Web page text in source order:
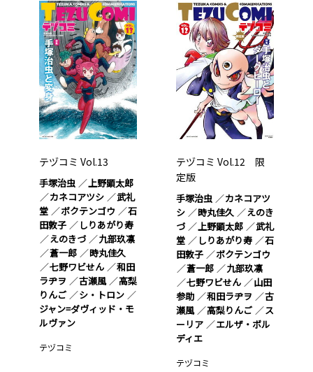
テヅコミ Vol.13
手塚治虫
上野顕太郎
カネコアツシ
武礼
堂
ボクテンゴウ
石
田敦子
しりあがり寿
えのきづ
九部玖凛
蒼一郎
時丸佳久
七野ワビせん
和田
ラヂヲ
古瀬風
高梨
りんご
シ・トロン
ジャン=ダヴィッド・モ
ルヴァン
テヅコミ
テヅコミ Vol.12 限
定版
手塚治虫
カネコアツ
シ
時丸佳久
えのき
づ
上野顕太郎
武礼
堂
しりあがり寿
石
田敦子
ボクテンゴウ
蒼一郎
九部玖凛
七野ワビせん
山田
参助
和田ラヂヲ
古
瀬風
高梨りんご
ス
ーリア
エルザ・ボル
ディエ
テヅコミ